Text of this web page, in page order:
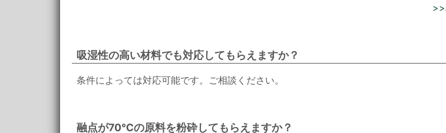
吸湿性の高い材料でも対応してもらえますか？
条件によっては対応可能です。ご相談ください。
融点が70℃の原料を粉砕してもらえますか？